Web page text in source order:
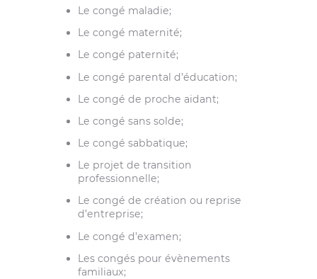
Le congé maladie;
Le congé maternité;
Le congé paternité;
Le congé parental d’éducation;
Le congé de proche aidant;
Le congé sans solde;
Le congé sabbatique;
Le projet de transition
professionnelle;
Le congé de création ou reprise
d’entreprise;
Le congé d’examen;
Les congés pour évènements
familiaux;